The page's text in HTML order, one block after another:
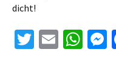
dicht!
T
E
W